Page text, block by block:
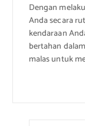
Dengan
Anda secara
kendaraan
bertahan
malas untuk